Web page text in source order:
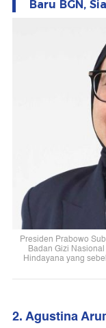
Baru BGN,
Presiden Prabowo
Badan Gizi
Hindayana yang
2. Agustina